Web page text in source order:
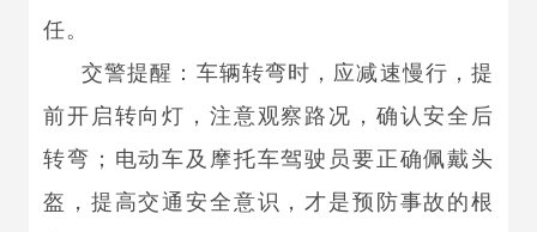
任。
交警提醒：车辆转弯时，应减速慢行，提
前开启转向灯，注意观察路况，确认安全后
转弯；电动车及摩托车驾驶员要正确佩戴头
盔，提高交通安全意识，才是预防事故的根